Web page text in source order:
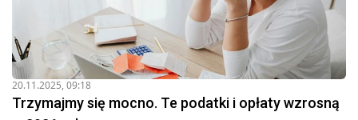
20.11.2025, 09:18
Trzymajmy się mocno. Te podatki i opłaty wzrosną